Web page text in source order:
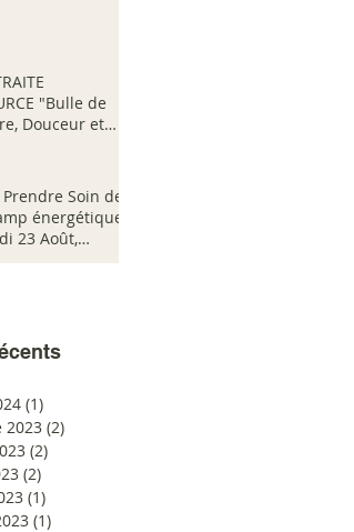
"Bulle de
Douceur et
Soin de
énergétique
23 Août,
Septembre.....
(1)1 post
2023 (2)
(2)
(2)
(1)
(1)